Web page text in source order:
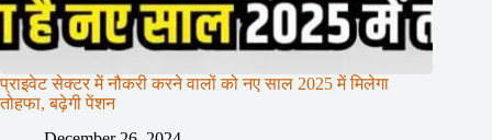
प्राइवेट सेक्टर में नौकरी करने वालों को नए साल 2025 में मिलेगा
तोहफा, बढ़ेगी पेंशन